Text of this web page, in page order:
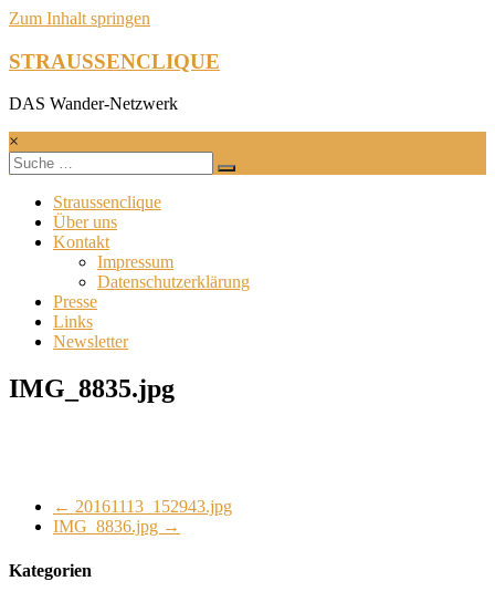
Zum Inhalt springen
STRAUSSENCLIQUE
DAS Wander-Netzwerk
×
Straussenclique
Über uns
Kontakt
Impressum
Datenschutzerklärung
Presse
Links
Newsletter
IMG_8835.jpg
← 20161113_152943.jpg
IMG_8836.jpg →
Kategorien